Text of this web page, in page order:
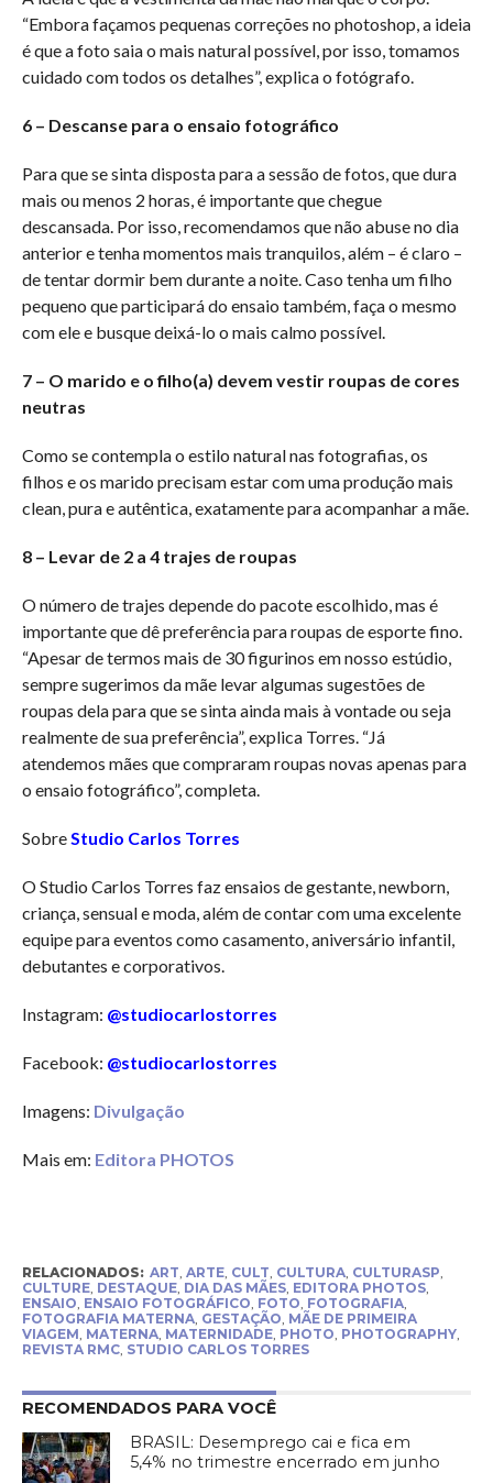
“Embora façamos pequenas correções no photoshop, a ideia
é que a foto saia o mais natural possível, por isso, tomamos
cuidado com todos os detalhes”, explica o fotógrafo.
6 – Descanse para o ensaio fotográfico
Para que se sinta disposta para a sessão de fotos, que dura
mais ou menos 2 horas, é importante que chegue
descansada. Por isso, recomendamos que não abuse no dia
anterior e tenha momentos mais tranquilos, além – é claro –
de tentar dormir bem durante a noite. Caso tenha um filho
pequeno que participará do ensaio também, faça o mesmo
com ele e busque deixá-lo o mais calmo possível.
7 – O marido e o filho(a) devem vestir roupas de cores
neutras
Como se contempla o estilo natural nas fotografias, os
filhos e os marido precisam estar com uma produção mais
clean, pura e autêntica, exatamente para acompanhar a mãe.
8 – Levar de 2 a 4 trajes de roupas
O número de trajes depende do pacote escolhido, mas é
importante que dê preferência para roupas de esporte fino.
“Apesar de termos mais de 30 figurinos em nosso estúdio,
sempre sugerimos da mãe levar algumas sugestões de
roupas dela para que se sinta ainda mais à vontade ou seja
realmente de sua preferência”, explica Torres. “Já
atendemos mães que compraram roupas novas apenas para
o ensaio fotográfico”, completa.
Sobre Studio Carlos Torres
O Studio Carlos Torres faz ensaios de gestante, newborn,
criança, sensual e moda, além de contar com uma excelente
equipe para eventos como casamento, aniversário infantil,
debutantes e corporativos.
Instagram: @studiocarlostorres
Facebook: @studiocarlostorres
Imagens: Divulgação
Mais em: Editora PHOTOS
RELACIONADOS: ART ARTE, CULT CULTURA, CULTURASP
CULTURE, DESTAQUE, DIA DAS MÃES, EDITORA PHOTOS,
ENSAIO ENSAIO FOTOGRÁFICO FOTO FOTOGRAFIA,
FOTOGRAFIA MATERNA, GESTAÇÃO MÃE DE PRIMEIRA
VIAGEM MATERNA, MATERNIDADE, PHOTO PHOTOGRAPHY,
REVISTA RMC, STUDIO CARLOS TORRES
RECOMENDADOS PARA VOCÊ
BRASIL: Desemprego cai e fica em
5,4% no trimestre encerrado em junho